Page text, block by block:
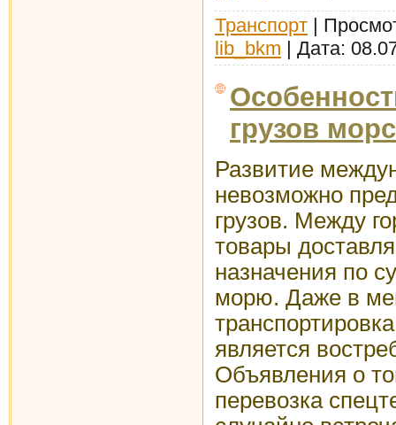
Транспорт |
lib_bkm | Дата:
грузов
Развитие
невозможно
грузов. Между
товары
назначения по
морю. Даже в
является
Объявления о
перевозка